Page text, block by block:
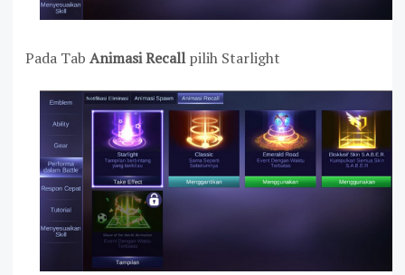
Pada Tab Animasi Recallpilih Starlight